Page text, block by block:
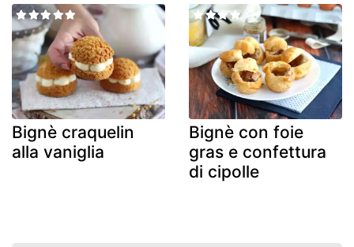
Bignè craquelin
alla vaniglia
Bignè con foie
gras e confettura
di cipolle